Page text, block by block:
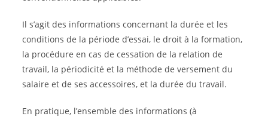
Il s’agit des informations concernant la durée et les
conditions de la période d’essai, le droit à la formation,
la procédure en cas de cessation de la relation de
travail, la périodicité et la méthode de versement du
salaire et de ses accessoires, et la durée du travail.
En pratique, l’ensemble des informations (à